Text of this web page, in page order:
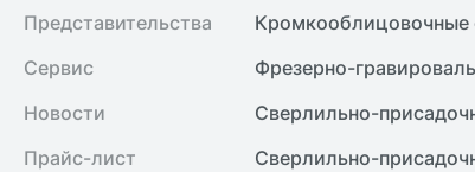
Представительства
Сервис
Новости
Прайс-лист
Кромкооблицовочные
Фрезерно-
Сверлильно-
Сверлильно-